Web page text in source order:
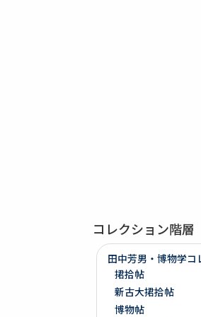
コレクション階層
田中芳男・博物学コ
捃拾帖
新古大捃拾帖
博物帖